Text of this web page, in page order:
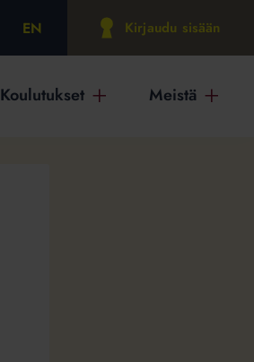
EN Kirjaudu sisään
Koulutukset Meistä